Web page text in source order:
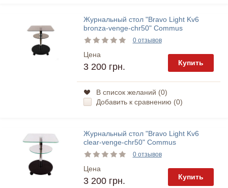
Журнальный стол "Bravo Light Kv6
bronza-venge-chr50" Commus
0 отзывов
Цена
3 200 грн. Купить
В список желаний (0)
Добавить к сравнению (0)
Журнальный стол "Bravo Light Kv6
clear-venge-chr50" Commus
0 отзывов
Цена
3 200 грн. Купить